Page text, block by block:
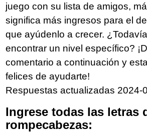
juego con su lista de amigos,
significa más ingresos para el
que ayúdenlo a crecer.
encontrar un nivel específico?
comentario a continuación y
felices de ayudarte!
Respuestas actualizadas 2024-
Ingrese todas las letras
rompecabezas: